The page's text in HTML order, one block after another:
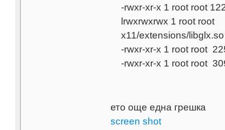
-rwxr-xr-x 1 root root
lrwxrwxrwx 1 root root
x11/extensions/libglx.so
-rwxr-xr-x 1 root root
-rwxr-xr-x 1 root root
ето още една грешка
screen shot